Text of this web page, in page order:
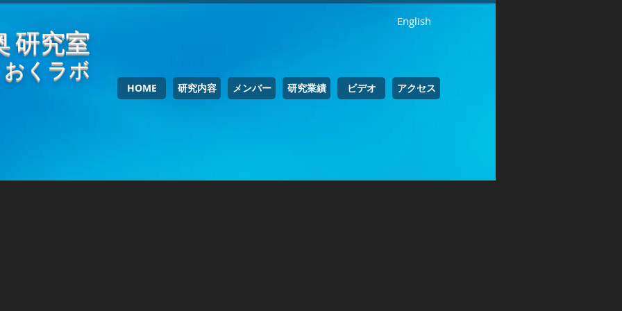
研究室
おくラボ
HOME 研究内容 メンバー 研究業績 ビデオ アクセス
English